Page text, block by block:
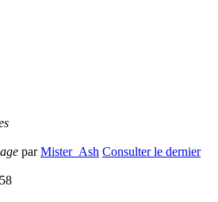
parMister_Ash Consulter le dernier